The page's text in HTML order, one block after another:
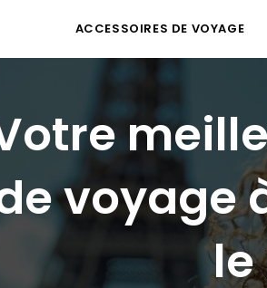
ACCESSOIRES DE VOYAGE
voyage
le